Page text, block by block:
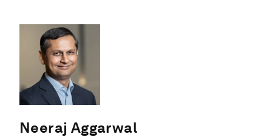
Neeraj Aggarwal